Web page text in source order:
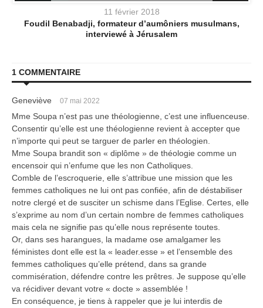
11 février 2018
Foudil Benabadji, formateur d’aumôniers musulmans,
interviewé à Jérusalem
1 COMMENTAIRE
Geneviève 07 mai 2022
Mme Soupa n’est pas une théologienne, c’est une influenceuse.
Consentir qu’elle est une théologienne revient à accepter que
n’importe qui peut se targuer de parler en théologien.
Mme Soupa brandit son « diplôme » de théologie comme un
encensoir qui n’enfume que les non Catholiques.
Comble de l’escroquerie, elle s’attribue une mission que les
femmes catholiques ne lui ont pas confiée, afin de déstabiliser
notre clergé et de susciter un schisme dans l’Eglise. Certes, elle
s’exprime au nom d’un certain nombre de femmes catholiques
mais cela ne signifie pas qu’elle nous représente toutes.
Or, dans ses harangues, la madame ose amalgamer les
féministes dont elle est la « leader.esse » et l’ensemble des
femmes catholiques qu’elle prétend, dans sa grande
commisération, défendre contre les prêtres. Je suppose qu’elle
va récidiver devant votre « docte » assemblée !
En conséquence, je tiens à rappeler que je lui interdis de